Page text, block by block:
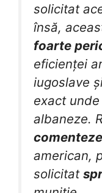
solicitat
însă,
foarte
eficienței
iugoslave
exact
albaneze.
comenteze
american,
solicitat